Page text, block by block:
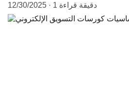
12/30/2025
1 دقيقة قراءة